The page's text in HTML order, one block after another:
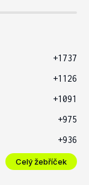
+1737
+1126
+1091
+975
+936
Celý žebříček